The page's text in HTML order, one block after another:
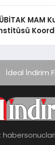
MAM
İdeal İndirim